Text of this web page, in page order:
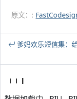
原文：:
爹妈欢乐短信集：